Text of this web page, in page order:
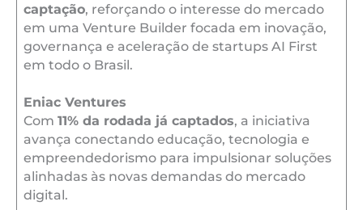
captação, reforçando o interesse do mercado
em uma Venture Builder focada em inovação,
governança e aceleração de startups AI First
em todo o Brasil.
Eniac Ventures
Com 11% da rodada já captados, a iniciativa
avança conectando educação, tecnologia e
empreendedorismo para impulsionar soluções
alinhadas às novas demandas do mercado
digital.